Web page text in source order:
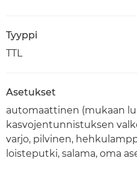
Tyyppi
TTL
Asetukset
automaattinen (mukaan
kasvojentunnistuksen
varjo, pilvinen,
loisteputki, salama, oma